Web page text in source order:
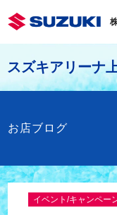
スズキアリーナ
お店ブログ
イベント/キャンペー